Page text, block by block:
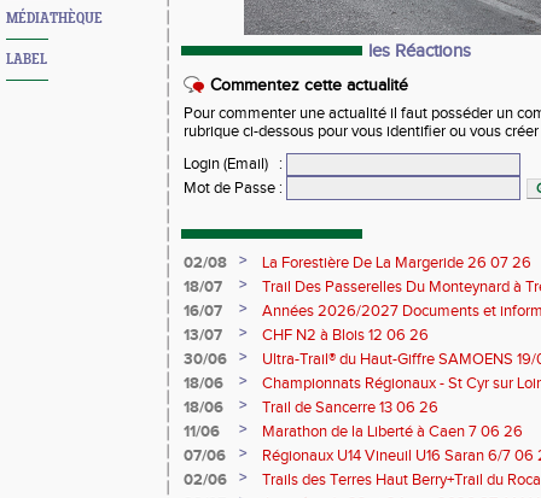
MÉDIATHÈQUE
LABEL les Réactions
Commentez cette actualité
Pour commenter une actualité il faut posséder un
rubrique ci-dessous pour vous identifier ou vous
Login (Email)
:
Mot de Passe :
02/08 >
La Forestière De La Margeride 26 07 26
18/07
>
Trail Des Passerelles Du Monteynard à
16/07
>
Années 2026/2027 Documents et
13/07
>
CHF N2 à Blois 12 06 26
30/06
>
Ultra-Trail® du Haut-Giffre SAMOENS
18/06
>
Championnats Régionaux - St Cyr sur
Saran 13/14 06 26
18/06 >
Trail de Sancerre 13 06 26
11/06
>
Marathon de la Liberté à Caen 7 06 26
07/06
>
Régionaux U14 Vineuil U16 Saran 6/7 06
02/06
>
Trails des Terres Haut Berry+Trail du